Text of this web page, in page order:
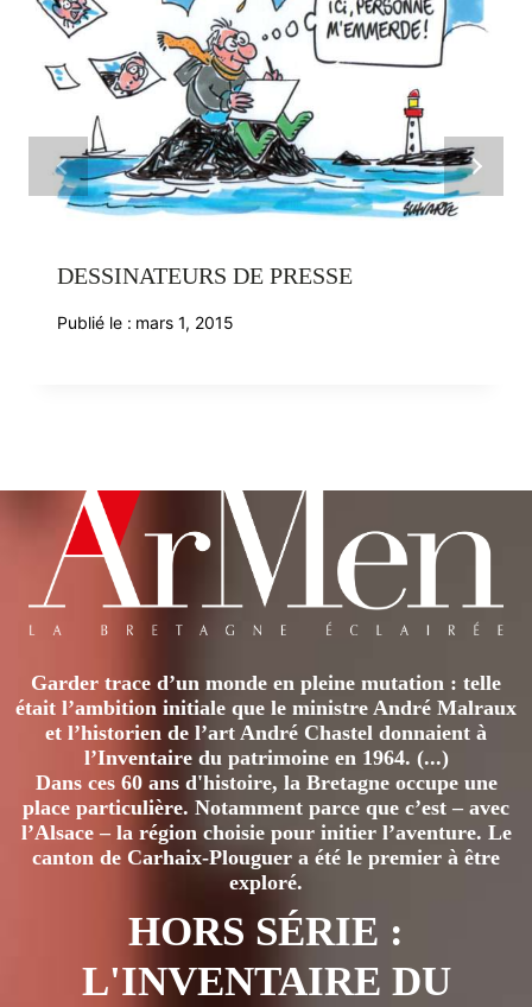
DESSINATEURS DE PRESSE
Publié le : mars 1, 2015
Garder trace d’un monde en pleine mutation : telle
était l’ambition initiale que le ministre André Malraux
et l’historien de l’art André Chastel donnaient à
l’Inventaire du patrimoine en 1964. (...)
Dans ces 60 ans d'histoire, la Bretagne occupe une
place particulière. Notamment parce que c’est – avec
l’Alsace – la région choisie pour initier l’aventure. Le
canton de Carhaix-Plouguer a été le premier à être
exploré.
HORS SÉRIE :
L'INVENTAIRE DU